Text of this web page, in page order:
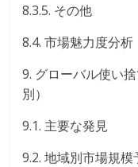
8.3.5. その他
8.4. 市場魅力度分析
9. グローバル使い
別）
9.1. 主要な発見
9.2. 地域別市場規模